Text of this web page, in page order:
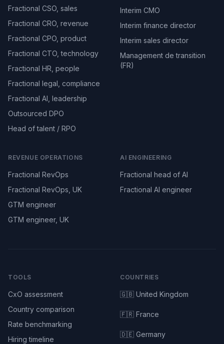
Fractional CSO, sales
Fractional CRO, revenue
Fractional CPO, product
Fractional CTO, technology
Fractional HR, people
Fractional legal, compliance
Fractional AI, leadership
Outsourced DPO
Head of talent / RPO
Interim CMO
Interim finance director
Interim sales director
Management de transition
(FR)
REVENUE OPERATIONS
Fractional RevOps
Fractional RevOps, UK
GTM engineer
GTM engineer, UK
AI ENGINEERING
Fractional head of AI
Fractional AI engineer
TOOLS
CxO assessment
Country comparison
Rate benchmarking
Hiring timeline
COUNTRIES
🇬🇧 United Kingdom
🇫🇷 France
🇩🇪 Germany